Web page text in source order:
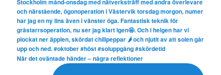
När det oväntade händer – några reflektioner